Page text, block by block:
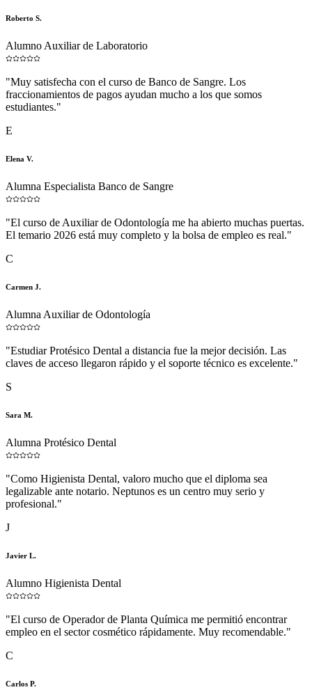
Roberto S.
Alumno Auxiliar de Laboratorio
"Muy satisfecha con el curso de Banco de Sangre. Los
fraccionamientos de pagos ayudan mucho a los que somos
estudiantes."
E
Elena V.
Alumna Especialista Banco de Sangre
"El curso de Auxiliar de Odontología me ha abierto muchas puertas.
El temario 2026 está muy completo y la bolsa de empleo es real."
C
Carmen J.
Alumna Auxiliar de Odontología
"Estudiar Protésico Dental a distancia fue la mejor decisión. Las
claves de acceso llegaron rápido y el soporte técnico es excelente."
S
Sara M.
Alumna Protésico Dental
"Como Higienista Dental, valoro mucho que el diploma sea
legalizable ante notario. Neptunos es un centro muy serio y
profesional."
J
Javier L.
Alumno Higienista Dental
"El curso de Operador de Planta Química me permitió encontrar
empleo en el sector cosmético rápidamente. Muy recomendable."
C
Carlos P.